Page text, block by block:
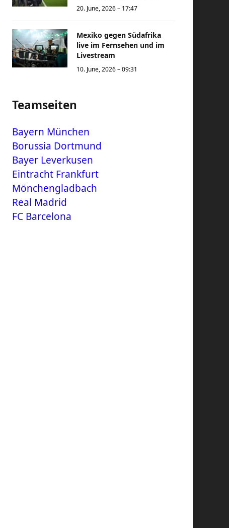
20. June, 2026 – 17:47
Mexiko gegen Südafrika
live im Fernsehen und im
Livestream
10. June, 2026 – 09:31
Teamseiten
Bayern München
Borussia Dortmund
Bayer Leverkusen
Eintracht Frankfurt
Mönchengladbach
Real Madrid
FC Barcelona